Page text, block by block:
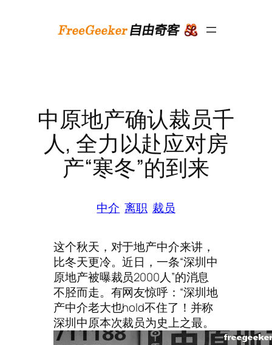
中原地产确认裁员千
人, 全力以赴应对房
产“寒冬”的到来
中介 离职 裁员
这个秋天，对于地产中介来讲，
比冬天更冷。近日，一条“深圳中
原地产被曝裁员2000人”的消息
不胫而走。有网友惊呼：“深圳地
产中介老大也hold不住了！并称
深圳中原本次裁员为史上之最。